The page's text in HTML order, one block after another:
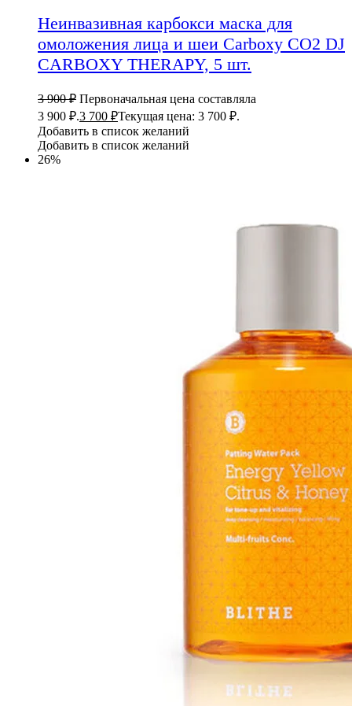
Неинвазивная карбокси маска для
омоложения лица и шеи Carboxy CO2 DJ
CARBOXY THERAPY, 5 шт.
3 900₽ Первоначальная цена составляла
3 900 ₽.3 700 ₽Текущая цена: 3 700 ₽.
Добавить в список желаний
Добавить в список желаний
26%